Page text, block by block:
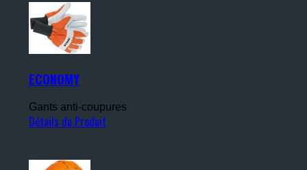
ECONOMY
Gants anti-coupures
Détails du Produit